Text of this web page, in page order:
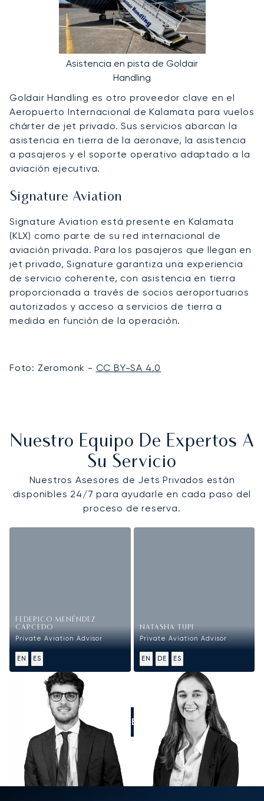
Asistencia en pista de Goldair
Handling
Goldair Handling es otro proveedor clave en el
Aeropuerto Internacional de Kalamata para vuelos
chárter de jet privado. Sus servicios abarcan la
asistencia en tierra de la aeronave, la asistencia
a pasajeros y el soporte operativo adaptado a la
aviación ejecutiva.
Signature Aviation
Signature Aviation está presente en Kalamata
(KLX) como parte de su red internacional de
aviación privada. Para los pasajeros que llegan en
jet privado, Signature garantiza una experiencia
de servicio coherente, con asistencia en tierra
proporcionada a través de socios aeroportuarios
autorizados y acceso a servicios de tierra a
medida en función de la operación.
Foto: Zeromonk - CC BY-SA 4.0
Nuestro Equipo De Expertos A
Su Servicio
Nuestros Asesores de Jets Privados están
disponibles 24/7 para ayudarle en cada paso del
proceso de reserva.
FEDERICO MENÉNDEZ
CARCEDO
Private Aviation Advisor
EN ES
NATASHA TUPI
Private Aviation Advisor
EN DE ES
LLÁMENOS